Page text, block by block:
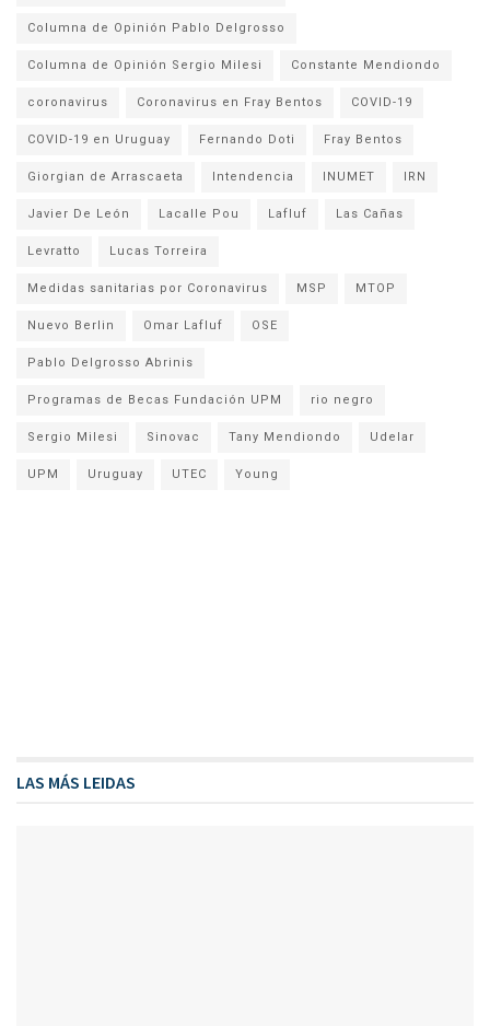
Columna de Opinión Pablo Delgrosso
Columna de Opinión Sergio Milesi Constante Mendiondo
coronavirus Coronavirus en Fray Bentos COVID-19
COVID-19 en Uruguay Fernando Doti Fray Bentos
Giorgian de Arrascaeta Intendencia INUMET IRN
Javier De León Lacalle Pou Lafluf Las Cañas
Levratto Lucas Torreira
Medidas sanitarias por Coronavirus MSP MTOP
Nuevo Berlin Omar Lafluf OSE
Pablo Delgrosso Abrinis
Programas de Becas Fundación UPM rio negro
Sergio Milesi Sinovac Tany Mendiondo Udelar
UPM Uruguay UTEC Young
LAS MÁS LEIDAS